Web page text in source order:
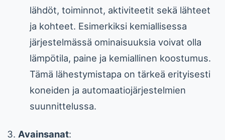
lähdöt, toiminnot, aktiviteetit sekä lähteet
ja kohteet. Esimerkiksi kemiallisessa
järjestelmässä ominaisuuksia voivat olla
lämpötila, paine ja kemiallinen koostumus.
Tämä lähestymistapa on tärkeä erityisesti
koneiden ja automaatiojärjestelmien
suunnittelussa.
Avainsanat: